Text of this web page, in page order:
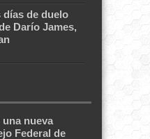
de duelo
Darío James,
nueva
Federal de